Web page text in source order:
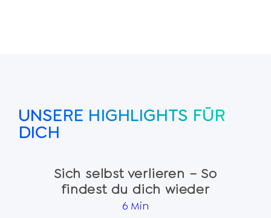
UNSERE HIGHLIGHTS FÜR
DICH
Sich selbst verlieren – So
findest du dich wieder
6 Min